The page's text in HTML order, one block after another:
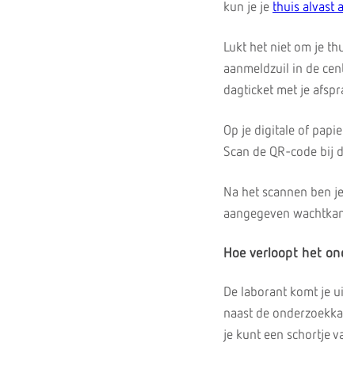
kun je je thuis alvast
Lukt het niet om je
aanmeldzuil in de
dagticket met je
Op je digitale of
Scan de QR-code bij
Na het scannen ben
aangegeven
Hoe verloopt het
De laborant komt je
naast de
je kunt een schortje